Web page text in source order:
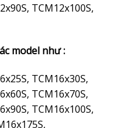
TCM12x100S,
model như :
TCM16x30S,
TCM16x70S,
TCM16x100S,